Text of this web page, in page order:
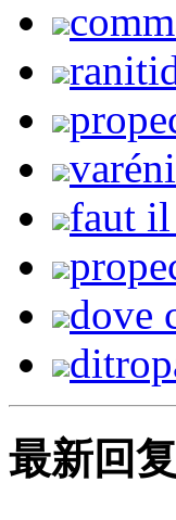
faut il
dove
最新回复